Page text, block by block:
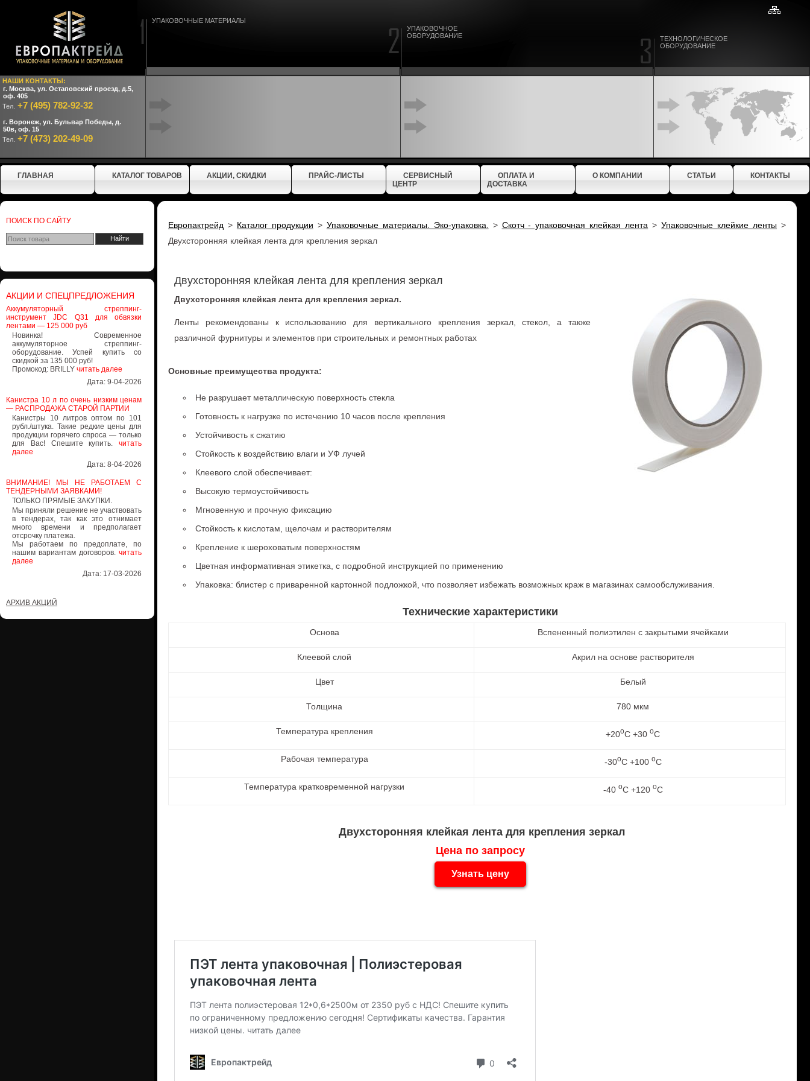
НАШИ КОНТАКТЫ:
г. Москва, ул. Остаповский проезд, д.5,
оф. 405
Тел. +7 (495) 782-92-32
г. Воронеж, ул. Бульвар Победы, д.
50в, оф. 15
Тел. +7 (473) 202-49-09
УПАКОВОЧНЫЕ МАТЕРИАЛЫ
УПАКОВОЧНОЕ
ОБОРУДОВАНИЕ
ТЕХНОЛОГИЧЕСКОЕ
ОБОРУДОВАНИЕ
ГЛАВНАЯ КАТАЛОГ ТОВАРОВ АКЦИИ, СКИДКИ ПРАЙС-ЛИСТЫ
СЕРВИСНЫЙ
ЦЕНТР
ОПЛАТА И
ДОСТАВКА
О КОМПАНИИ СТАТЬИ КОНТАКТЫ
ПОИСК ПО САЙТУ
АКЦИИ И СПЕЦПРЕДЛОЖЕНИЯ
Аккумуляторный стреппинг-
инструмент JDC Q31 для обвязки
лентами — 125 000 руб
Новинка! Современное
аккумуляторное стреппинг-
оборудование. Успей купить со
скидкой за 135 000 руб!
Промокод: BRILLY читать далее
Дата: 9-04-2026
Канистра 10 л по очень низким ценам
— РАСПРОДАЖА СТАРОЙ ПАРТИИ
Канистры 10 литров оптом по 101
рубл./штука. Такие редкие цены для
продукции горячего спроса — только
для Вас! Спешите купить. читать
далее
Дата: 8-04-2026
ВНИМАНИЕ! МЫ НЕ РАБОТАЕМ С
ТЕНДЕРНЫМИ ЗАЯВКАМИ!
ТОЛЬКО ПРЯМЫЕ ЗАКУПКИ.
Мы приняли решение не участвовать
в тендерах, так как это отнимает
много времени и предполагает
отсрочку платежа.
Мы работаем по предоплате, по
нашим вариантам договоров. читать
далее
Дата: 17-03-2026
АРХИВ АКЦИЙ
Европактрейд > Каталог продукции > Упаковочные материалы. Эко-упаковка. > Скотч - упаковочная клейкая лента >Упаковочные клейкие ленты >
Двухсторонняя клейкая лента для крепления зеркал
Двухсторонняя клейкая лента для крепления зеркал
Двухсторонняя клейкая лента для крепления зеркал.
Ленты рекомендованы к использованию для вертикального крепления зеркал, стекол, а также
различной фурнитуры и элементов при строительных и ремонтных работах
Основные преимущества продукта:
Не разрушает металлическую поверхность стекла
Готовность к нагрузке по истечению 10 часов после крепления
Устойчивость к сжатию
Стойкость к воздействию влаги и УФ лучей
Клеевого слой обеспечивает:
Высокую термоустойчивость
Мгновенную и прочную фиксацию
Стойкость к кислотам, щелочам и растворителям
Крепление к шероховатым поверхностям
Цветная информативная этикетка, с подробной инструкцией по применению
Упаковка: блистер с приваренной картонной подложкой, что позволяет избежать возможных краж в магазинах самообслуживания.
Технические характеристики
Основа Вспененный полиэтилен с закрытыми ячейками
Клеевой слой Акрил на основе растворителя
Цвет Белый
Толщина 780 мкм
Температура крепления +20оС +30 оС
Рабочая температура -30оС +100 оС
Температура кратковременной нагрузки -40 оС +120 оС
Двухсторонняя клейкая лента для крепления зеркал
Цена по запросу
Узнать цену